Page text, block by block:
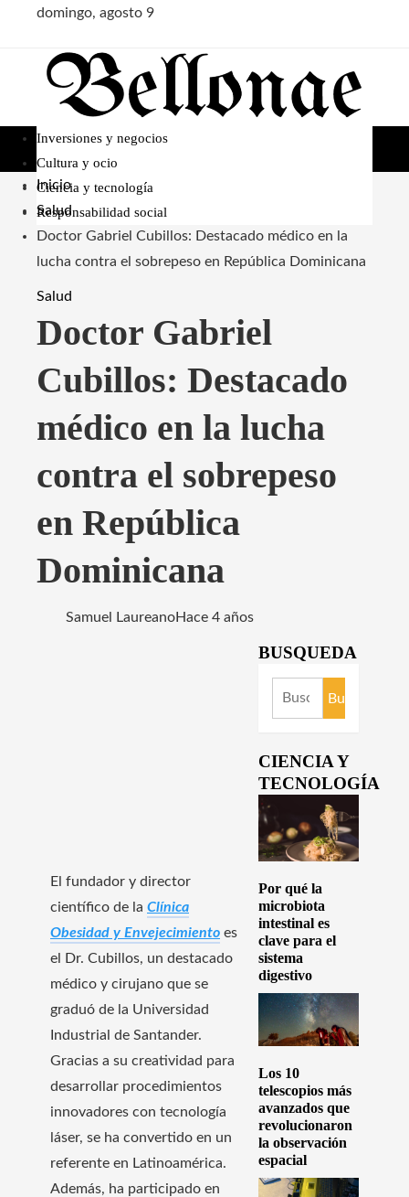
domingo, agosto 9
Inversiones y negocios
Cultura y ocio
Ciencia y tecnología
Responsabilidad social
Inicio
Salud
Doctor Gabriel Cubillos: Destacado médico en la
lucha contra el sobrepeso en República Dominicana
Salud
Doctor Gabriel
Cubillos: Destacado
médico en la lucha
contra el sobrepeso
en República
Dominicana
Samuel LaureanoHace 4 años
El fundador y director
científico de la Clínica
Obesidad y Envejecimiento es
el Dr. Cubillos, un destacado
médico y cirujano que se
graduó de la Universidad
Industrial de Santander.
Gracias a su creatividad para
desarrollar procedimientos
innovadores con tecnología
láser, se ha convertido en un
referente en Latinoamérica.
Además, ha participado en
BUSQUEDA
Buscar:
CIENCIA Y
TECNOLOGÍA
Por qué la
microbiota
intestinal es
clave para el
sistema
digestivo
Los 10
telescopios más
avanzados que
revolucionaron
la observación
espacial